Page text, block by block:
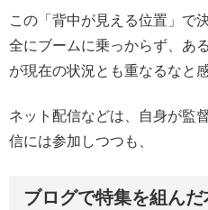
この「背中が見える位置」で
全にブームに乗っからず、あ
が現在の状況とも重なるなと
ネット配信などは、自身が監
信には参加しつつも、
ブログで特集を組ん